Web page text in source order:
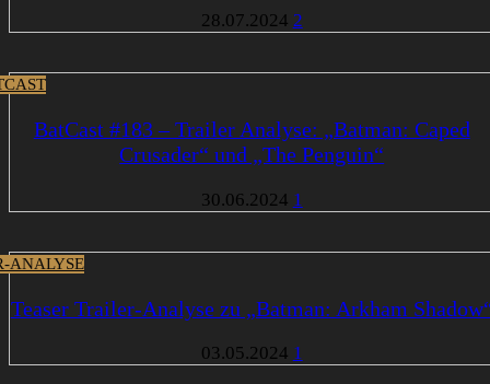
28.07.2024 2
BatCast #183 – Trailer Analyse: „Batman: Caped
Crusader“ und „The Penguin“
30.06.2024 1
ANALYSE
Teaser Trailer-Analyse zu „Batman: Arkham
03.05.2024 1